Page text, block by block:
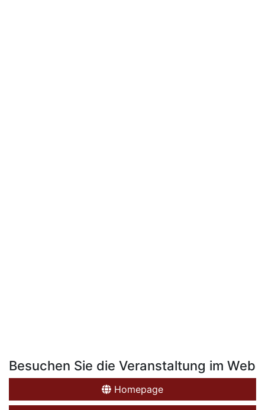
Besuchen Sie die Veranstaltung im Web
Homepage